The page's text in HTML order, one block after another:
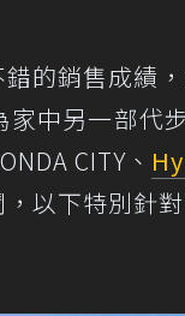
的銷售成績
中另一部代
CITY、
以下特別針